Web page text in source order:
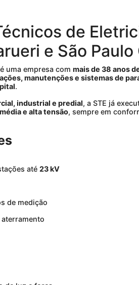
de
e São
é uma empresa com mais de 38 anos
manutenções e sistemas de
.
industrial e predial, a STE já
e alta tensão, sempre em
até 23 kV
de medição